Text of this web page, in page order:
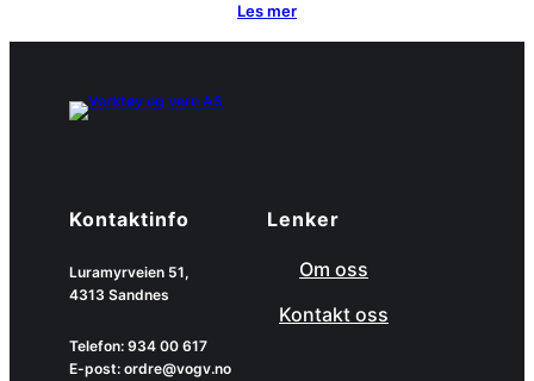
Les mer
Kontaktinfo
Luramyrveien 51,
4313 Sandnes
Telefon: 934 00 617
E-post: ordre@vogv.no
Lenker
Om oss
Kontakt oss